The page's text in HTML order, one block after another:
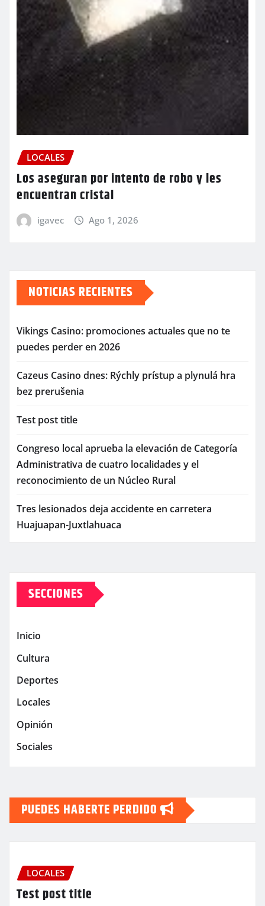
LOCALES
Los aseguran por intento de robo y les
encuentran cristal
igavec Ago 1, 2026
NOTICIAS RECIENTES
Vikings Casino: promociones actuales que no te
puedes perder en 2026
Cazeus Casino dnes: Rýchly prístup a plynulá hra
bez prerušenia
Test post title
Congreso local aprueba la elevación de Categoría
Administrativa de cuatro localidades y el
reconocimiento de un Núcleo Rural
Tres lesionados deja accidente en carretera
Huajuapan-Juxtlahuaca
SECCIONES
Inicio
Cultura
Deportes
Locales
Opinión
Sociales
PUEDES HABERTE PERDIDO
LOCALES
Test post title